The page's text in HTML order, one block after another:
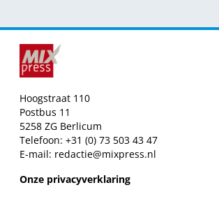
Hoogstraat 110
Postbus 11
5258 ZG Berlicum
Telefoon: +31 (0) 73 503 43 47
E-mail: redactie@mixpress.nl
Onze privacyverklaring